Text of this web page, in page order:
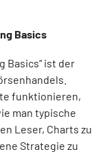
Basics
Basics“ ist der
funktionieren,
man typische
Leser, Charts zu
Strategie zu